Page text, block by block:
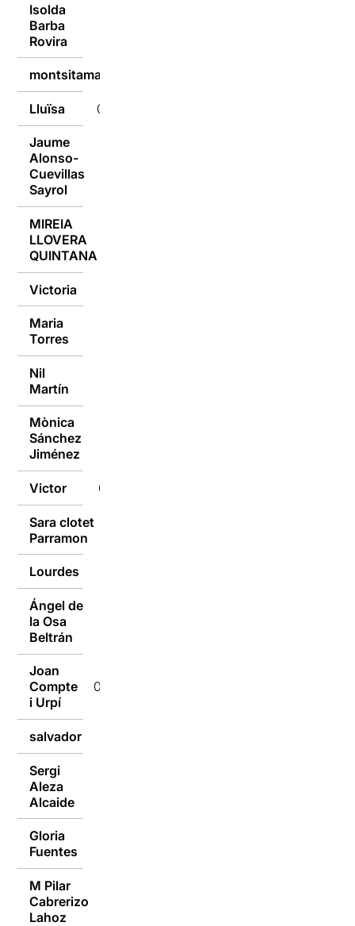
Isolda
Barba
Rovira
montsitamaso
Lluïsa 09/01/2017
Jaume
Alonso-
Cuevillas
Sayrol
MIREIA
LLOVERA
QUINTANA
Victoria
Maria
Torres
Nil
Martín
Mònica
Sánchez
Jiménez
Victor 09/01/2017
Sara clotet
Parramon
Lourdes
Ángel de
la Osa
Beltrán
Joan
Compte
i Urpí
09/01/2017
salvador
Sergi
Aleza
Alcaide
Gloria
Fuentes
M Pilar
Cabrerizo
Lahoz